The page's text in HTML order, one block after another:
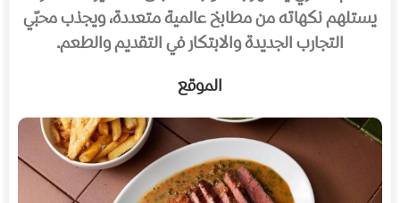
يستلهم نكهاته من مطابخ عالمية متعددة، ويجذب محبّي
التجارب الجديدة والابتكار في التقديم والطعم.
الموقع